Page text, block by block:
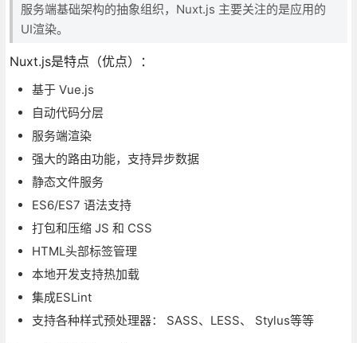
服务端基础架构的抽象组织，Nuxt.js 主要关注的是应用的
UI渲染。
Nuxt.js是特点（优点）：
基于 Vue.js
自动代码分层
服务端渲染
强大的路由功能，支持异步数据
静态文件服务
ES6/ES7 语法支持
打包和压缩 JS 和 CSS
HTML头部标签管理
本地开发支持热加载
集成ESLint
支持各种样式预处理器： SASS、LESS、 Stylus等等